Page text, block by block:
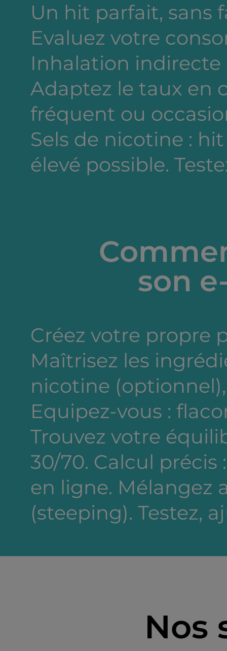
Un hit parfait, sans
Evaluez votre
Inhalation indirecte
Adaptez le taux en
fréquent ou
Sels de nicotine :
élevé possible.
son
Créez votre propre
Maîtrisez les
nicotine
Equipez-vous :
Trouvez votre
30/70. Calcul
en ligne. Mélangez
(steeping). Testez,
Nos